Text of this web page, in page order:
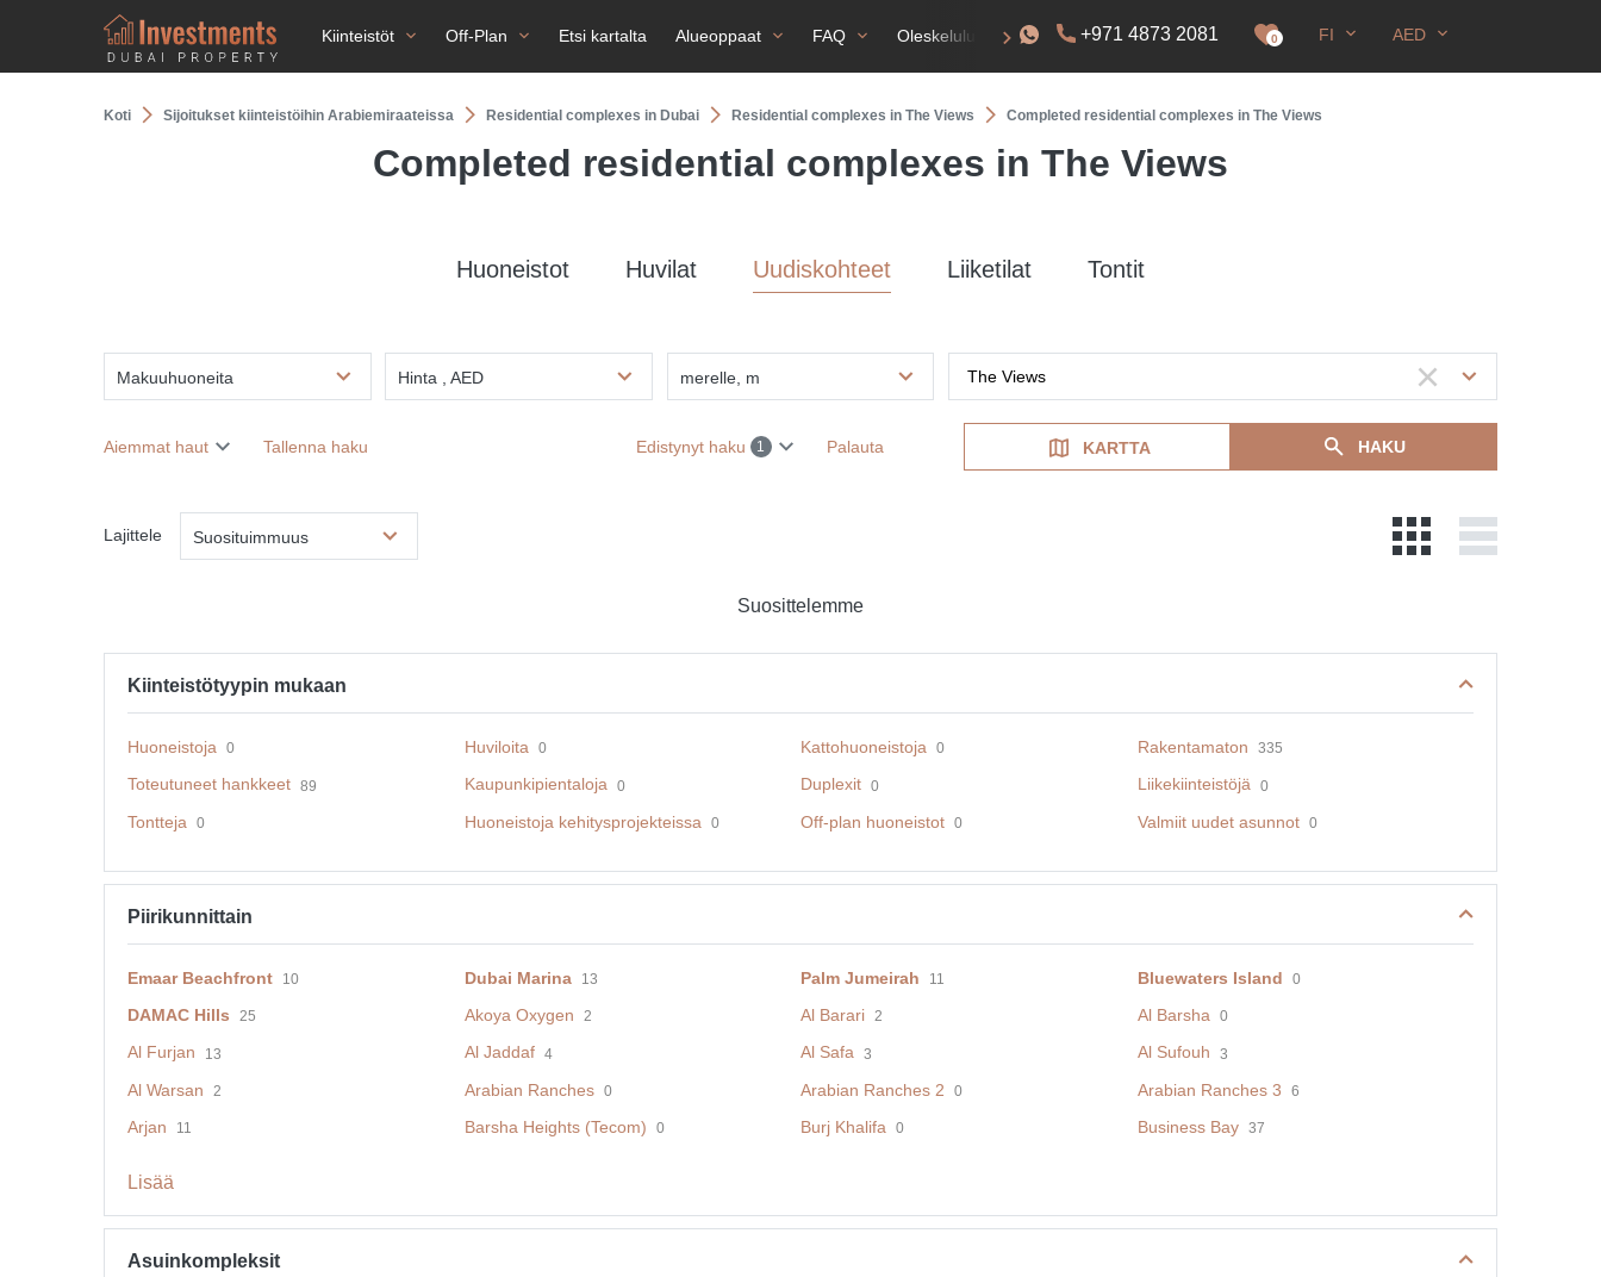
Kiinteistöt Off-Plan Etsi kartalta Alueoppaat FAQ Oleskelulupa +971 4873 2081 0 FI AED
Koti Sijoitukset kiinteistöihin Arabiemiraateissa Residential complexes in Dubai Residential complexes in The Views Completed residential complexes in The Views
Completed residential complexes in The Views
Huoneistot Huvilat Uudiskohteet Liiketilat Tontit
Makuuhuoneita Hinta , AED merelle, m
Aiemmat haut Tallenna haku Edistynyt haku 1 Palauta KARTTA HAKU
Lajittele Suosituimmuus
Suosittelemme
Kiinteistötyypin mukaan
Huoneistoja 0 Huviloita 0 Kattohuoneistoja 0 Rakentamaton 335
Toteutuneet hankkeet 89 Kaupunkipientaloja 0 Duplexit 0 Liikekiinteistöjä 0
Tontteja 0 Huoneistoja kehitysprojekteissa 0 Off-plan huoneistot 0 Valmiit uudet asunnot 0
Piirikunnittain
Emaar Beachfront 10 Dubai Marina 13 Palm Jumeirah 11 Bluewaters Island 0
DAMAC Hills 25 Akoya Oxygen 2 Al Barari 2 Al Barsha 0
Al Furjan 13 Al Jaddaf 4 Al Safa 3 Al Sufouh 3
Al Warsan 2 Arabian Ranches 0 Arabian Ranches 2 0 Arabian Ranches 3 6
Arjan 11 Barsha Heights (Tecom) 0 Burj Khalifa 0 Business Bay 37
Lisää
Asuinkompleksit